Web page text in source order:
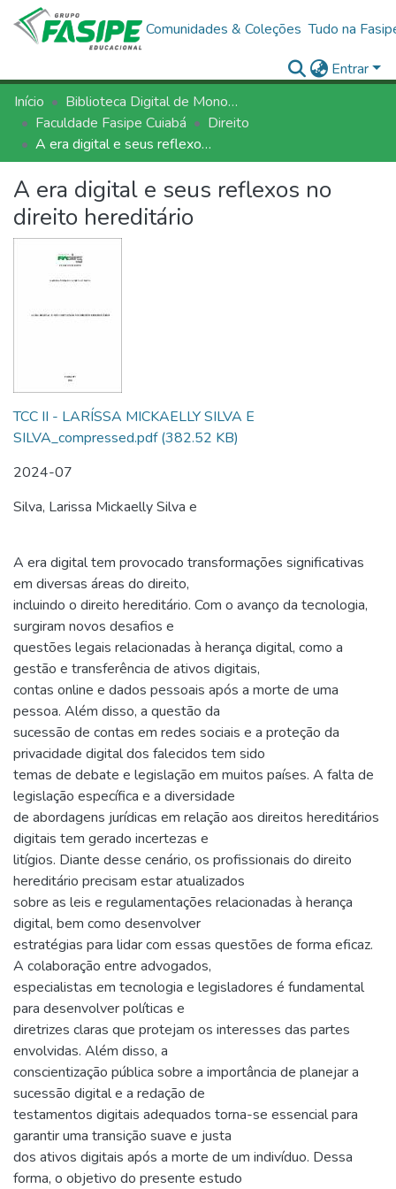
Comunidades & Coleções Tudo na
Entrar
Início
Biblioteca Digital de Monografias - BDM/FASIPE
Faculdade Fasipe Cuiabá
Direito
A era digital e seus reflexos no direito hereditário
A era digital e seus reflexos no
direito hereditário
TCC II - LARÍSSA MICKAELLY SILVA E
SILVA_compressed.pdf(382.52 KB)
2024-07
Silva, Larissa Mickaelly Silva e
A era digital tem provocado transformações significativas
em diversas áreas do direito,
incluindo o direito hereditário. Com o avanço da tecnologia,
surgiram novos desafios e
questões legais relacionadas à herança digital, como a
gestão e transferência de ativos digitais,
contas online e dados pessoais após a morte de uma
pessoa. Além disso, a questão da
sucessão de contas em redes sociais e a proteção da
privacidade digital dos falecidos tem sido
temas de debate e legislação em muitos países. A falta de
legislação específica e a diversidade
de abordagens jurídicas em relação aos direitos hereditários
digitais tem gerado incertezas e
litígios. Diante desse cenário, os profissionais do direito
hereditário precisam estar atualizados
sobre as leis e regulamentações relacionadas à herança
digital, bem como desenvolver
estratégias para lidar com essas questões de forma eficaz.
A colaboração entre advogados,
especialistas em tecnologia e legisladores é fundamental
para desenvolver políticas e
diretrizes claras que protejam os interesses das partes
envolvidas. Além disso, a
conscientização pública sobre a importância de planejar a
sucessão digital e a redação de
testamentos digitais adequados torna-se essencial para
garantir uma transição suave e justa
dos ativos digitais após a morte de um indivíduo. Dessa
forma, o objetivo do presente estudo